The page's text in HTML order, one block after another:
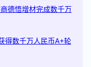
德悟增材完成数千万
得数千万人民币A+轮